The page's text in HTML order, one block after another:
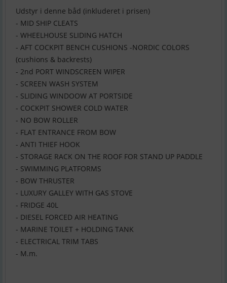
Udstyr i denne båd (inkluderet i prisen)
- MID SHIP CLEATS
- WHEELHOUSE SLIDING HATCH
- AFT COCKPIT BENCH CUSHIONS -NORDIC COLORS
(cushions & backrests)
- 2nd PORT WINDSCREEN WIPER
- SCREEN WASH SYSTEM
- SLIDING WINDOOW AT PORTSIDE
- COCKPIT SHOWER COLD WATER
- NO BOW ROLLER
- FLAT ENTRANCE FROM BOW
- ANTI THIEF HOOK
- STORAGE RACK ON THE ROOF FOR STAND UP PADDLE
- SWIMMING PLATFORMS
- BOW THRUSTER
- LUXURY GALLEY WITH GAS STOVE
- FRIDGE 40L
- DIESEL FORCED AIR HEATING
- MARINE TOILET + HOLDING TANK
- ELECTRICAL TRIM TABS
- M.m.